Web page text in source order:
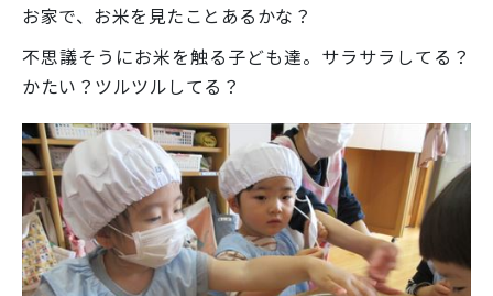
お家で、お米を見たことあるかな？
不思議そうにお米を触る子ども達。サラサラしてる？
かたい？ツルツルしてる？